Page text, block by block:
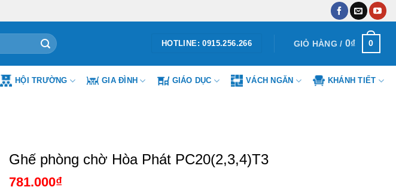
HOTLINE: 0915.256.266 GIỎ HÀNG / 0₫ 0
HỘI TRƯỜNG GIA ĐÌNH GIÁO DỤC VÁCH NGĂN KHÁNH TIẾT
Ghế phòng chờ Hòa Phát PC20(2,3,4)T3
781.000₫